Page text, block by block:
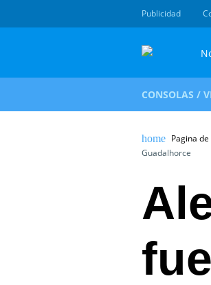
Publicidad
CONSOLAS /
Pagina
Guadalhorce